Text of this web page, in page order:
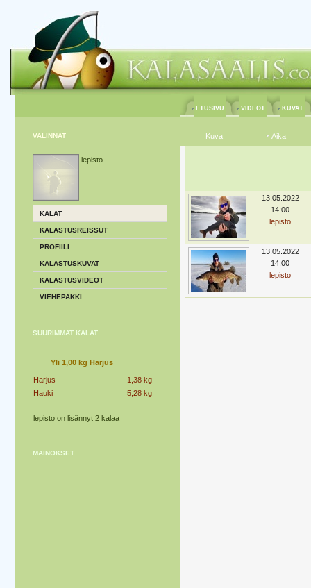
ETUSIVU VIDEOT KUVAT
VALINNAT
lepisto
KALAT
KALASTUSREISSUT
PROFIILI
KALASTUSKUVAT
KALASTUSVIDEOT
VIEHEPAKKI
SUURIMMAT KALAT
Yli 1,00 kg Harjus
Harjus
1,38 kg
Hauki
5,28 kg
lepisto on lisännyt 2 kalaa
MAINOKSET
Kuva Aika
13.05.2022
14:00
lepisto
13.05.2022
14:00
lepisto